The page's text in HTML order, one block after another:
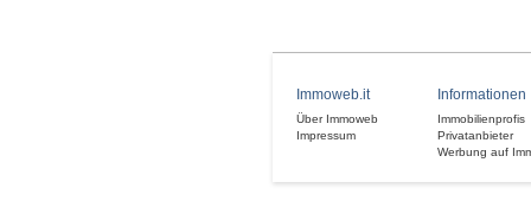
Immoweb.it
Über Immoweb
Impressum
Informationen
Immobilienprofis
Privatanbieter
Werbung auf